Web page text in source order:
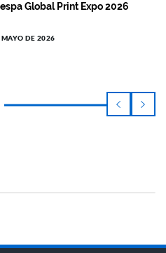
Global Print Expo 2026
MAYO DE 2026